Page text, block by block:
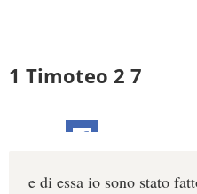
1 Timoteo 2 7
e di essa io sono stato